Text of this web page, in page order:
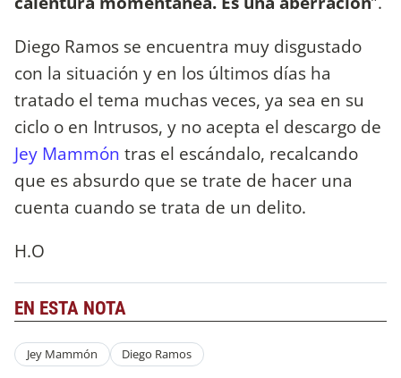
Diego Ramos se encuentra muy disgustado
con la situación y en los últimos días ha
tratado el tema muchas veces, ya sea en su
ciclo o en Intrusos, y no acepta el descargo de
Jey Mammón tras el escándalo, recalcando
que es absurdo que se trate de hacer una
cuenta cuando se trata de un delito.
H.O
EN ESTA NOTA
Jey Mammón Diego Ramos